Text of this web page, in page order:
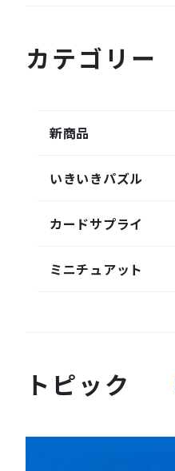
カテゴリー
新商品
いきいきパズル
カードサプライ
ミニチュアット
トピック